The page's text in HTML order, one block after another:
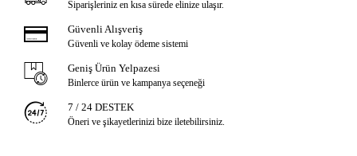
Siparişleriniz en kısa sürede elinize ulaşır.
Güvenli Alışveriş
Güvenli ve kolay ödeme sistemi
Geniş Ürün Yelpazesi
Binlerce ürün ve kampanya seçeneği
7 / 24 DESTEK
Öneri ve şikayetlerinizi bize iletebilirsiniz.